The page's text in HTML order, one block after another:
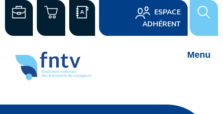
ESPACE
ADHÉRENT